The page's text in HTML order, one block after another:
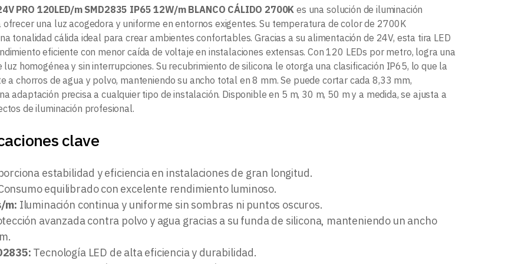
PRO 120LED/m SMD2835 IP65 12W/m BLANCO CÁLIDO 2700K es una solución de iluminación
ofrecer una luz acogedora y uniforme en entornos exigentes. Su temperatura de color de 2700K
tonalidad cálida ideal para crear ambientes confortables. Gracias a su alimentación de 24V, esta tira LED
eficiente con menor caída de voltaje en instalaciones extensas. Con 120 LEDs por metro, logra una
luz homogénea y sin interrupciones. Su recubrimiento de silicona le otorga una clasificación IP65, lo que la
a chorros de agua y polvo, manteniendo su ancho total en 8 mm. Se puede cortar cada 8,33 mm,
adaptación precisa a cualquier tipo de instalación. Disponible en 5 m, 30 m, 50 m y a medida, se ajusta a
de iluminación profesional.
clave
estabilidad y eficiencia en instalaciones de gran longitud.
equilibrado con excelente rendimiento luminoso.
m: Iluminación continua y uniforme sin sombras ni puntos oscuros.
avanzada contra polvo y agua gracias a su funda de silicona, manteniendo un ancho
Tecnología LED de alta eficiencia y durabilidad.